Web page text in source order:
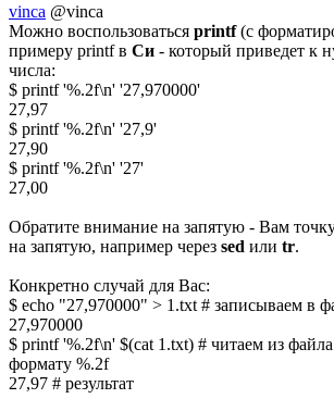
vinca @vinca
Можно воспользоваться printf(с
примеру printf в Cи - который приведет к
числа:
$ printf '%.2f\n' '27,970000'
27,97
$ printf '%.2f\n' '27,9'
27,90
$ printf '%.2f\n' '27'
27,00
Обратите внимание на запятую - Вам
на запятую, например через sed или tr.
Конкретно случай для Вас:
$ echo "27,970000" > 1.txt # записываем в
27,970000
$ printf '%.2f\n' $(cat 1.txt) # читаем из
формату %.2f
27,97 # результат